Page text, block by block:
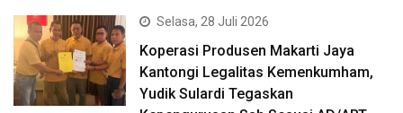
Selasa, 28 Juli 2026
Koperasi Produsen Makarti Jaya
Kantongi Legalitas Kemenkumham,
Yudik Sulardi Tegaskan